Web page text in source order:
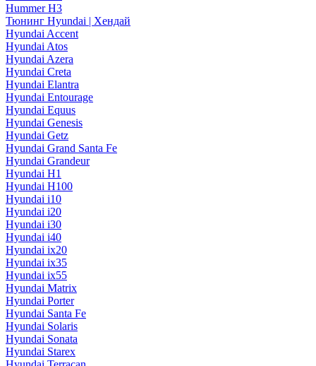
Hummer H3
Тюнинг Hyundai | Хендай
Hyundai Accent
Hyundai Atos
Hyundai Azera
Hyundai Creta
Hyundai Elantra
Hyundai Entourage
Hyundai Equus
Hyundai Genesis
Hyundai Getz
Hyundai Grand Santa Fe
Hyundai Grandeur
Hyundai H1
Hyundai H100
Hyundai i10
Hyundai i20
Hyundai i30
Hyundai i40
Hyundai ix20
Hyundai ix35
Hyundai ix55
Hyundai Matrix
Hyundai Porter
Hyundai Santa Fe
Hyundai Solaris
Hyundai Sonata
Hyundai Starex